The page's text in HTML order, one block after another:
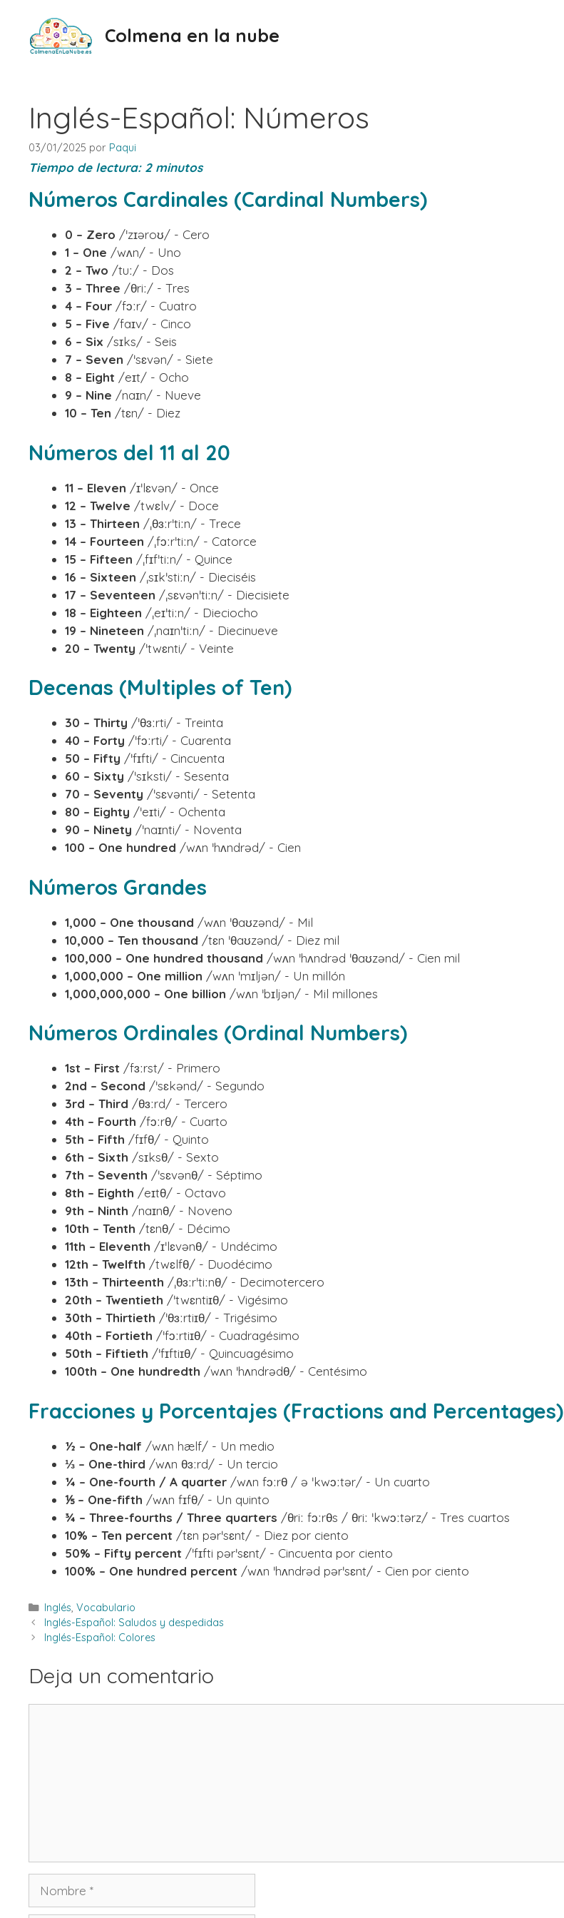
contenido
Colmena en la nube
Inglés-Español: Números
03/01/2025 por Paqui
Tiempo de lectura: 2 minutos
Números Cardinales (Cardinal Numbers)
0 – Zero /ˈzɪəroʊ/ - Cero
1 – One /wʌn/ - Uno
2 – Two /tuː/ - Dos
3 – Three /θriː/ - Tres
4 – Four /fɔːr/ - Cuatro
5 – Five /faɪv/ - Cinco
6 – Six /sɪks/ - Seis
7 – Seven /ˈsɛvən/ - Siete
8 – Eight /eɪt/ - Ocho
9 – Nine /naɪn/ - Nueve
10 – Ten /tɛn/ - Diez
Números del 11 al 20
11 – Eleven /ɪˈlɛvən/ - Once
12 – Twelve /twɛlv/ - Doce
13 – Thirteen /ˌθɜːrˈtiːn/ - Trece
14 – Fourteen /ˌfɔːrˈtiːn/ - Catorce
15 – Fifteen /ˌfɪfˈtiːn/ - Quince
16 – Sixteen /ˌsɪkˈstiːn/ - Dieciséis
17 – Seventeen /ˌsɛvənˈtiːn/ - Diecisiete
18 – Eighteen /ˌeɪˈtiːn/ - Dieciocho
19 – Nineteen /ˌnaɪnˈtiːn/ - Diecinueve
20 – Twenty /ˈtwɛnti/ - Veinte
Decenas (Multiples of Ten)
30 – Thirty /ˈθɜːrti/ - Treinta
40 – Forty /ˈfɔːrti/ - Cuarenta
50 – Fifty /ˈfɪfti/ - Cincuenta
60 – Sixty /ˈsɪksti/ - Sesenta
70 – Seventy /ˈsɛvənti/ - Setenta
80 – Eighty /ˈeɪti/ - Ochenta
90 – Ninety /ˈnaɪnti/ - Noventa
100 – One hundred /wʌn ˈhʌndrəd/ - Cien
Números Grandes
1,000 – One thousand /wʌn ˈθaʊzənd/ - Mil
10,000 – Ten thousand /tɛn ˈθaʊzənd/ - Diez mil
100,000 – One hundred thousand /wʌn ˈhʌndrəd ˈθaʊzənd/ - Cien mil
1,000,000 – One million /wʌn ˈmɪljən/ - Un millón
1,000,000,000 – One billion /wʌn ˈbɪljən/ - Mil millones
Números Ordinales (Ordinal Numbers)
1st – First /fɜːrst/ - Primero
2nd – Second /ˈsɛkənd/ - Segundo
3rd – Third /θɜːrd/ - Tercero
4th – Fourth /fɔːrθ/ - Cuarto
5th – Fifth /fɪfθ/ - Quinto
6th – Sixth /sɪksθ/ - Sexto
7th – Seventh /ˈsɛvənθ/ - Séptimo
8th – Eighth /eɪtθ/ - Octavo
9th – Ninth /naɪnθ/ - Noveno
10th – Tenth /tɛnθ/ - Décimo
11th – Eleventh /ɪˈlɛvənθ/ - Undécimo
12th – Twelfth /twɛlfθ/ - Duodécimo
13th – Thirteenth /ˌθɜːrˈtiːnθ/ - Decimotercero
20th – Twentieth /ˈtwɛntiɪθ/ - Vigésimo
30th – Thirtieth /ˈθɜːrtiɪθ/ - Trigésimo
40th – Fortieth /ˈfɔːrtiɪθ/ - Cuadragésimo
50th – Fiftieth /ˈfɪftiɪθ/ - Quincuagésimo
100th – One hundredth /wʌn ˈhʌndrədθ/ - Centésimo
Fracciones y Porcentajes (Fractions and Percentages)
½ – One-half /wʌn hælf/ - Un medio
⅓ – One-third /wʌn θɜːrd/ - Un tercio
¼ – One-fourth / A quarter /wʌn fɔːrθ / ə ˈkwɔːtər/ - Un cuarto
⅕ – One-fifth /wʌn fɪfθ/ - Un quinto
¾ – Three-fourths / Three quarters /θriː fɔːrθs / θriː ˈkwɔːtərz/ - Tres cuartos
10% – Ten percent /tɛn pərˈsɛnt/ - Diez por ciento
50% – Fifty percent /ˈfɪfti pərˈsɛnt/ - Cincuenta por ciento
100% – One hundred percent /wʌn ˈhʌndrəd pərˈsɛnt/ - Cien por ciento
Categorías
Inglés, Vocabulario
Inglés-Español: Saludos y despedidas
Inglés-Español: Colores
Deja un comentario